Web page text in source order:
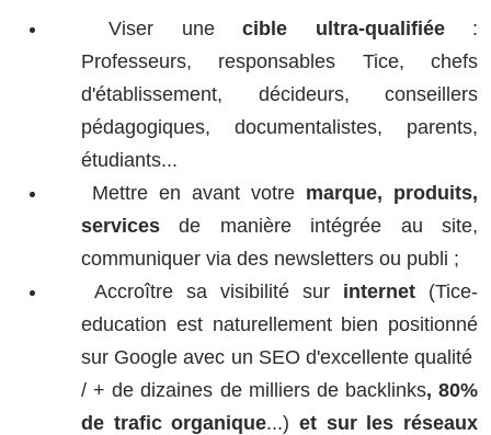
Viser unecible ultra-qualifiée:
Professeurs, responsables Tice, chefs
d'établissement, décideurs, conseillers
pédagogiques, documentalistes, parents,
étudiants...
Mettre en avant votre marque, produits,
services de manière intégrée au site,
communiquer via des newsletters ou publi ;
Accroître sa visibilité sur internet (Tice-
education est naturellement bien positionné
sur Google avec un SEO d'excellente qualité
/ + de dizaines de milliers de backlinks, 80%
de trafic organique...) et sur les réseaux